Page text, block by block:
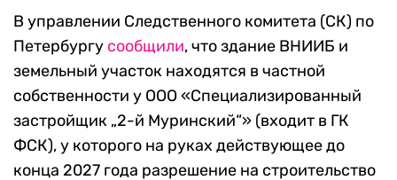
В управлении Следственного комитета (СК) по
Петербургу сообщили, что здание ВНИИБ и
земельный участок находятся в частной
собственности у ООО «Специализированный
застройщик „2-й Муринский“» (входит в ГК
ФСК), у которого на руках действующее до
конца 2027 года разрешение на строительство